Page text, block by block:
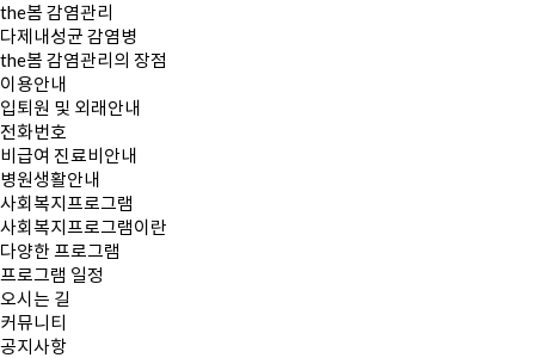
the봄 감염관리
다제내성균 감염병
the봄 감염관리의 장점
이용안내
입퇴원 및 외래안내
전화번호
비급여 진료비안내
병원생활안내
사회복지프로그램
사회복지프로그램이란
다양한 프로그램
프로그램 일정
오시는 길
커뮤니티
공지사항